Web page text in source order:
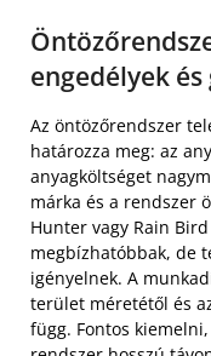
engedélyek
Az öntözőrendszer
határozza meg: az
anyagköltséget
márka és a rendszer
Hunter vagy Rain
megbízhatóbbak, de
igényelnek. A
terület méretétől és
függ. Fontos